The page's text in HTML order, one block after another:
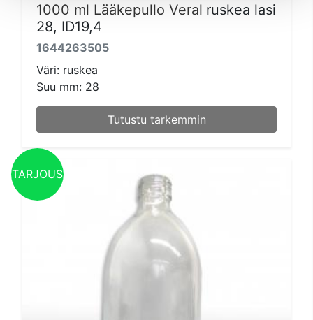
1000 ml Lääkepullo Veral ruskea lasi
28, ID19,4
1644263505
Väri: ruskea
Suu mm: 28
Tutustu tarkemmin
TARJOUS